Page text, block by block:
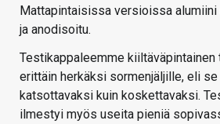
Mattapintaisissa versioissa alumiini
ja anodisoitu.
Testikappaleemme
erittäin herkäksi sormenjäljille, eli
katsottavaksi kuin koskettavaksi.
ilmestyi myös useita pieniä